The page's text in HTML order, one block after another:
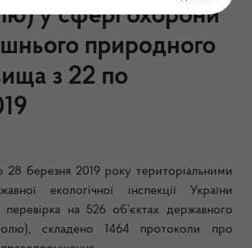
у сфері охорони
природного
з 22 по
2019 року територіальними
екологічної інспекції України
перевірка на 526 об’єктах державного
складено 1464 протоколи про